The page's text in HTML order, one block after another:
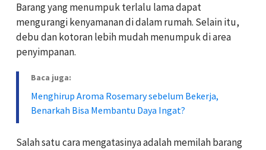
Barang yang menumpuk terlalu lama dapat
mengurangi kenyamanan di dalam rumah. Selain itu,
debu dan kotoran lebih mudah menumpuk di area
penyimpanan.
Baca juga:
Menghirup Aroma Rosemary sebelum Bekerja,
Benarkah Bisa Membantu Daya Ingat?
Salah satu cara mengatasinya adalah memilah barang